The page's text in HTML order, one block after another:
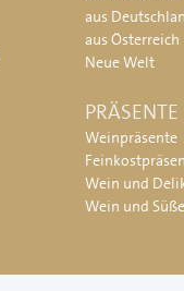
aus
aus Österreich
Neue Welt
PRÄSENTE
Weinpräsente
Wein und
Wein und